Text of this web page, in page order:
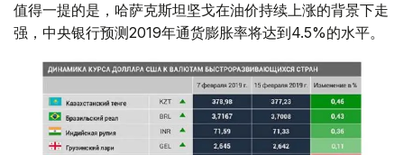
值得一提的是，哈萨克斯坦坚戈在油价持续上涨的背景下走
强，中央银行预测2019年通货膨胀率将达到4.5%的水平。